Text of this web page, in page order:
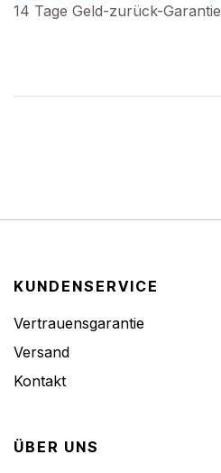
14 Tage Geld-zurück-Garantie
KUNDENSERVICE
Vertrauensgarantie
Versand
Kontakt
ÜBER UNS